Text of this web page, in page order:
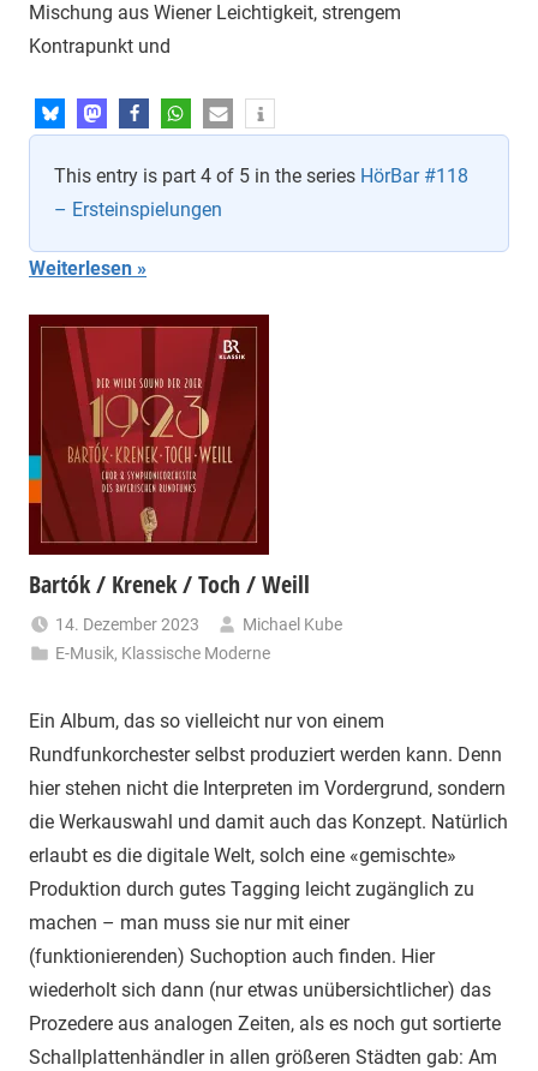
Mischung aus Wiener Leichtigkeit, strengem
Kontrapunkt und
This entry is part 4 of 5 in the series HörBar #118
– Ersteinspielungen
Weiterlesen
Bartók / Krenek / Toch / Weill
14. Dezember 2023
Michael Kube
E-Musik, Klassische Moderne
Ein Album, das so vielleicht nur von einem
Rundfunkorchester selbst produziert werden kann. Denn
hier stehen nicht die Interpreten im Vordergrund, sondern
die Werkauswahl und damit auch das Konzept. Natürlich
erlaubt es die digitale Welt, solch eine «gemischte»
Produktion durch gutes Tagging leicht zugänglich zu
machen – man muss sie nur mit einer
(funktionierenden) Suchoption auch finden. Hier
wiederholt sich dann (nur etwas unübersichtlicher) das
Prozedere aus analogen Zeiten, als es noch gut sortierte
Schallplattenhändler in allen größeren Städten gab: Am